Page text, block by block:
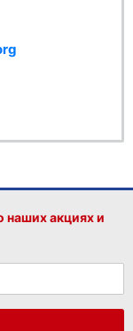
наших акциях и